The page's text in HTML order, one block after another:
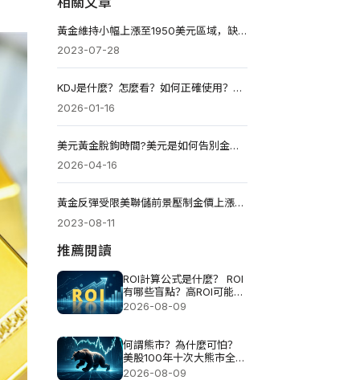
黃金維持小幅上漲至1950美元區域，缺乏跟進
2023-07-28
KDJ是什麼？怎麼看？如何正確使用？指標參數如何設定？
2026-01-16
美元黃金脫鉤時間?美元是如何告別金本位的?
2026-04-16
黃金反彈受限美聯儲前景壓制金價上漲動力
2023-08-11
推薦閱讀
ROI計算公式是什麼？ ROI
有哪些盲點？高ROI可能伴
隨哪些風險？
2026-08-09
何謂熊市？為什麼可怕？
美股100年十次大熊市全解
析
2026-08-09